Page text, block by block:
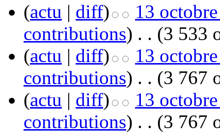
(actu | diff)
13
contributions) . . (3 533
(actu | diff)
13
contributions) . . (3 767
(actu | diff)
13
contributions) . . (3 767